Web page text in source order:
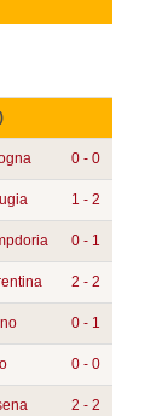
0 - 0
1 - 2
0 - 1
2 - 2
0 - 1
0 - 0
2 - 2